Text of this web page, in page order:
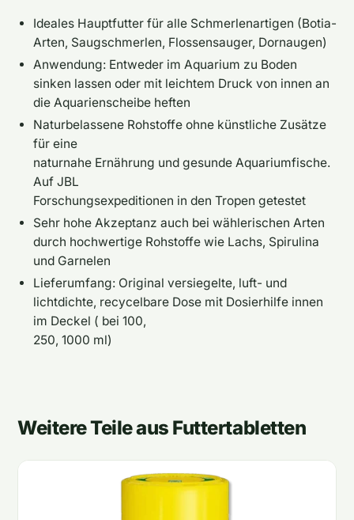
Ideales Hauptfutter für alle Schmerlenartigen (Botia-
Arten, Saugschmerlen, Flossensauger, Dornaugen)
Anwendung: Entweder im Aquarium zu Boden
sinken lassen oder mit leichtem Druck von innen an
die Aquarienscheibe heften
Naturbelassene Rohstoffe ohne künstliche Zusätze
für eine
naturnahe Ernährung und gesunde Aquariumfische.
Auf JBL
Forschungsexpeditionen in den Tropen getestet
Sehr hohe Akzeptanz auch bei wählerischen Arten
durch hochwertige Rohstoffe wie Lachs, Spirulina
und Garnelen
Lieferumfang: Original versiegelte, luft- und
lichtdichte, recycelbare Dose mit Dosierhilfe innen
im Deckel ( bei 100,
250, 1000 ml)
Weitere Teile aus Futtertabletten